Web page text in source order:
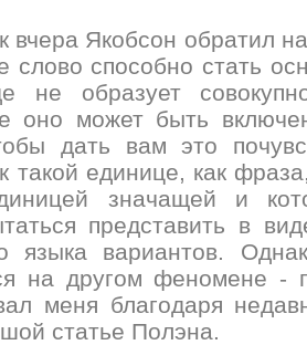
вчера Якобсон обратил
слово способно стать
не образует
оно может быть
дать вам это
такой единице, как
значащей и
представить в
языка вариантов.
на другом феномене -
меня благодаря
статье Полэна.